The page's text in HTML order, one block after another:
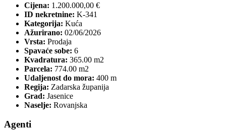
Cijena: 1.200.000,00 €
ID nekretnine: K-341
Kategorija: Kuća
Ažurirano: 02/06/2026
Vrsta: Prodaja
Spavaće sobe: 6
Kvadratura: 365.00 m2
Parcela: 774.00 m2
Udaljenost do mora: 400 m
Regija: Zadarska županija
Grad: Jasenice
Naselje: Rovanjska
Agenti